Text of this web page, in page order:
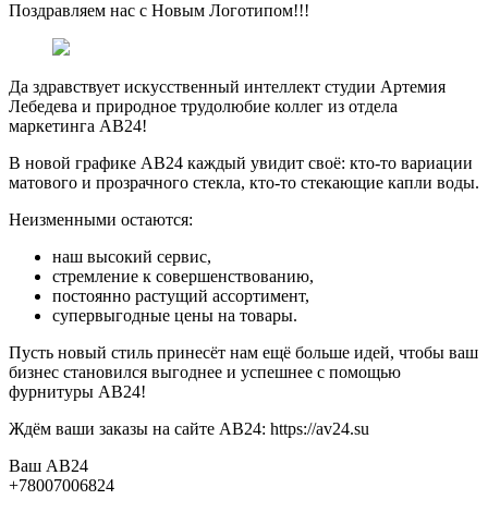
Поздравляем нас с Новым Логотипом!!!
Да здравствует искусственный интеллект студии Артемия
Лебедева и природное трудолюбие коллег из отдела
маркетинга АВ24!
В новой графике АВ24 каждый увидит своё: кто-то вариации
матового и прозрачного стекла, кто-то стекающие капли воды.
Неизменными остаются:
наш высокий сервис,
стремление к совершенствованию,
постоянно растущий ассортимент,
супервыгодные цены на товары.
Пусть новый стиль принесёт нам ещё больше идей, чтобы ваш
бизнес становился выгоднее и успешнее с помощью
фурнитуры АВ24!
Ждём ваши заказы на сайте АВ24: https://av24.su
Ваш АВ24
+78007006824